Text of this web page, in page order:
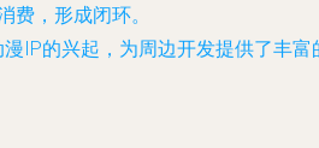
费，形成闭环。
IP的兴起，为周边开发提供了丰